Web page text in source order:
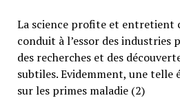
La science profite et entretient
conduit à l’essor des industries
des recherches et des
subtiles. Evidemment, une telle
sur les primes maladie (2)